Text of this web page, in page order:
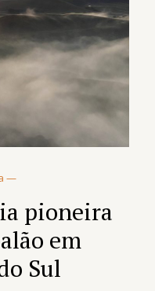
—
pioneira
em
Sul